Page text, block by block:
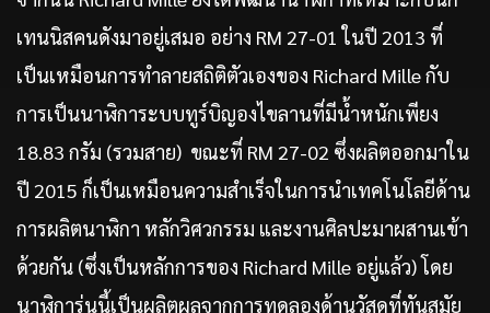
เทนนิสคนดังมาอยู่เสมอ อย่าง RM 27-01 ในปี 2013 ที่
เป็นเหมือนการทำลายสถิติตัวเองของ Richard Mille กับ
การเป็นนาฬิการะบบทูร์บิญองไขลานที่มีน้ำหนักเพียง
18.83 กรัม (รวมสาย) ขณะที่ RM 27-02 ซึ่งผลิตออกมาใน
ปี 2015 ก็เป็นเหมือนความสำเร็จในการนำเทคโนโลยีด้าน
การผลิตนาฬิกา หลักวิศวกรรม และงานศิลปะมาผสานเข้า
ด้วยกัน (ซึ่งเป็นหลักการของ Richard Mille อยู่แล้ว) โดย
นาฬิการุ่นนี้เป็นผลิตผลจากการทดลองด้านวัสดุที่ทันสมัย